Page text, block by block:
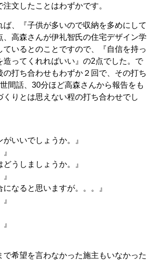
文したことはわずかです。
ば、『子供が多いので収納を多めにして
、高森さんが伊礼智氏の住宅デザイン学
ているとのことですので、『自信を持っ
造ってくれればいい』の2点でした。で
の打ち合わせもわずか２回で、その打ち
間話、30分ほど高森さんから報告をも
くりとは思えない程の打ち合わせでし
がいいでしょうか。』
どうしましょうか。』
になると思いますが。。。』
で希望を言わなかった施主もいなかった